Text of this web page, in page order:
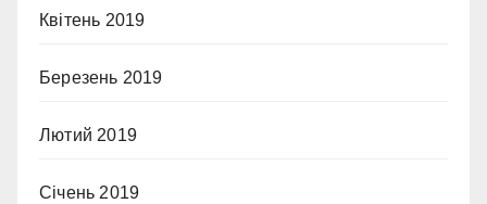
Квітень 2019
Березень 2019
Лютий 2019
Січень 2019